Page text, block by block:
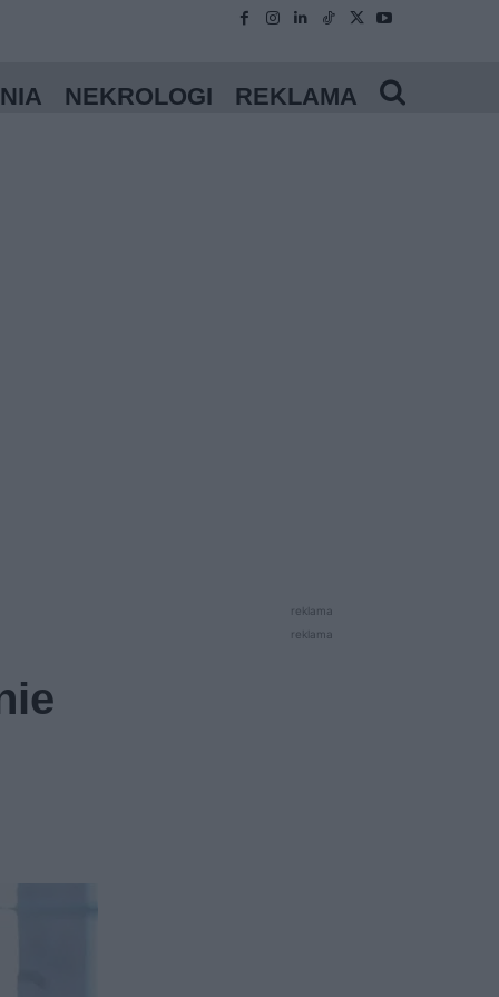
NEKROLOGI REKLAMA
reklama
reklama